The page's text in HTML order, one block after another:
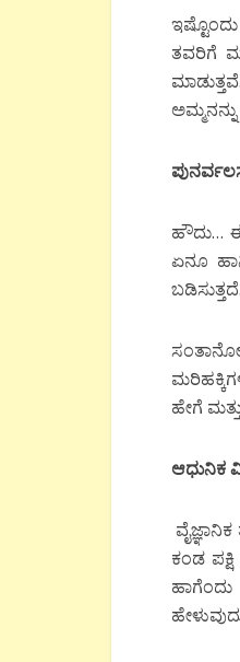
ತವರಿಗೆ
ಹೌದು… ಈ
ಏನೂ
ಬಡಿಸುತ್ತದೆ.
ಹೇಗೆ
ಆಧುನಿಕ
ಕಂಡ